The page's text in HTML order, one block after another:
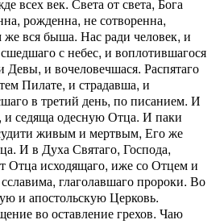
рожденна, не сотворенна,
вся быша. Нас ради человек, и
с небес, и воплотившагося
и вочеловечшася. Распятаго
Пилате, и страдавша, и
в третий день, по писанием. И
и седяща одесную Отца. И паки
живым и мертвым, Его же
И в Духа Святаго, Господа,
Отца исходящаго, иже со Отцем и
глаголавшаго пророки. Во
и апостольскую Церковь.
во оставление грехов. Чаю